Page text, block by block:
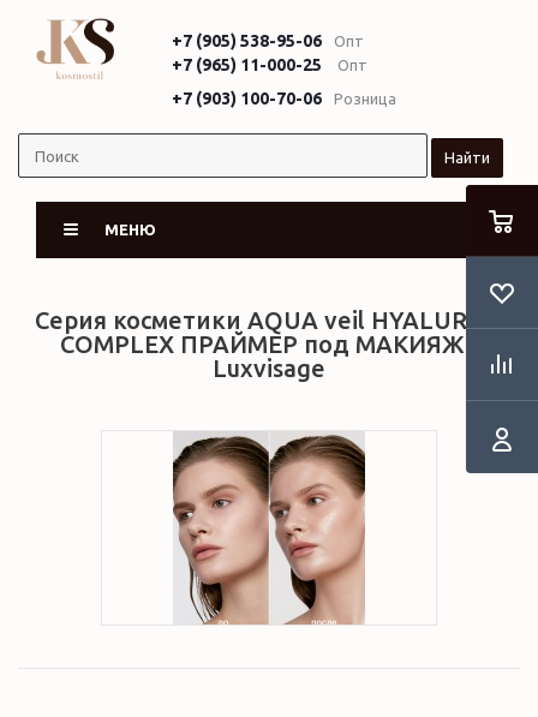
+7 (905) 538-95-06 Опт
+7 (965) 11-000-25 Опт
+7 (903) 100-70-06 Розница
Найти
МЕНЮ
Серия косметики AQUA veil HYALURON
COMPLEX ПРАЙМЕР под МАКИЯЖ •
Luxvisage